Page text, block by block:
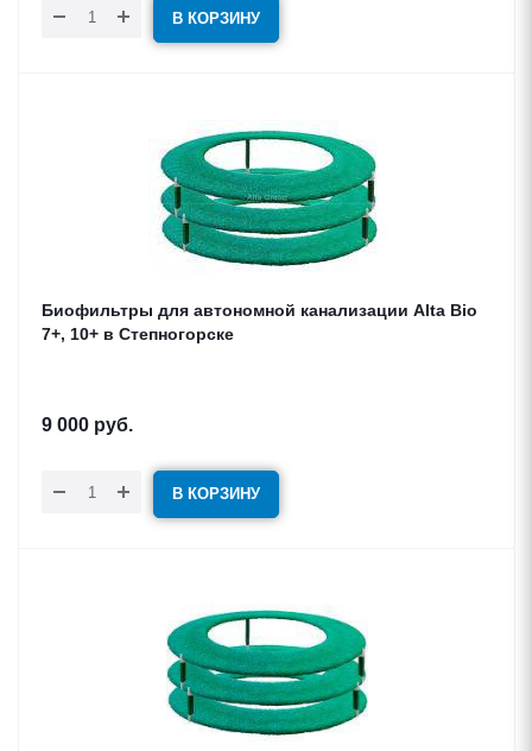
В КОРЗИНУ
Биофильтры для автономной канализации Alta Bio
7+, 10+ в Степногорске
9 000 руб.
В КОРЗИНУ